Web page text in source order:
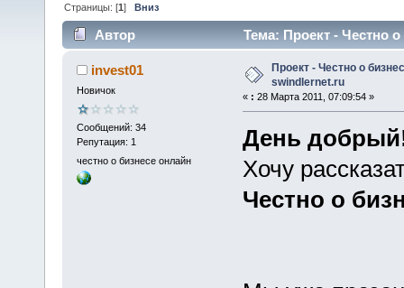
Страницы: [1]Вниз
Автор Тема: Проект - Честно
invest01
Новичок
Сообщений: 34
Репутация: 1
честно о бизнесе онлайн
Проект - Честно о
swindlernet.ru
« : 28 Марта 2011, 07:09:54 »
День
Хочу
Честно о